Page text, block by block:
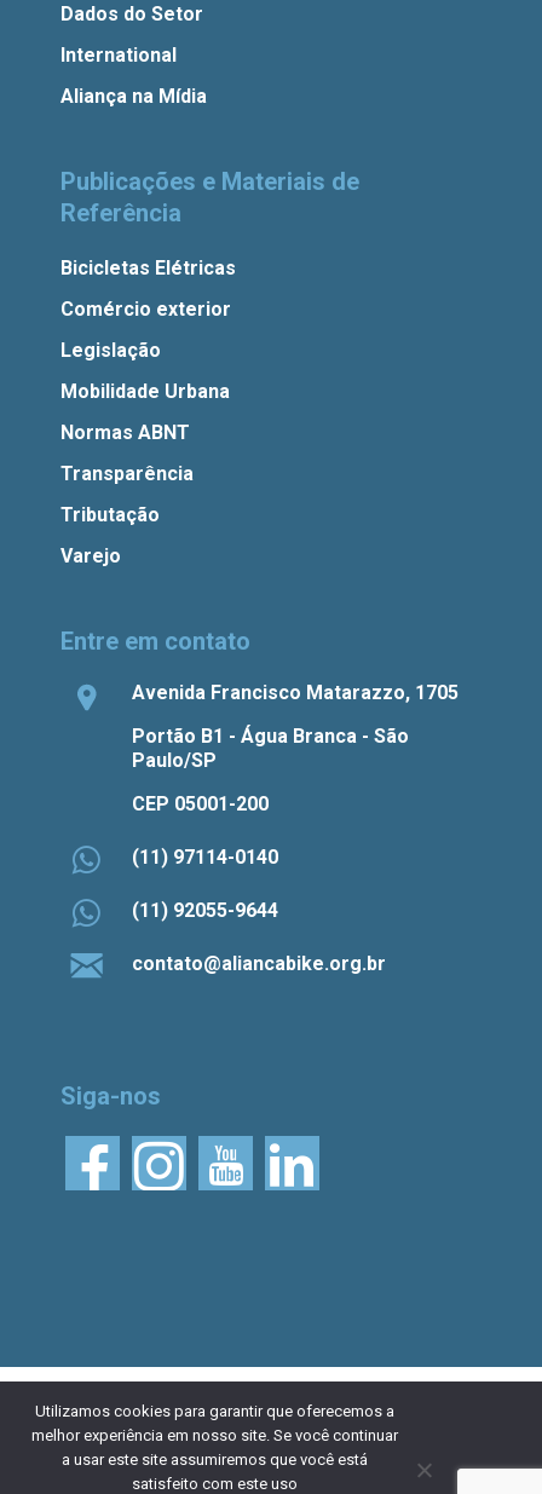
Dados do Setor
International
Aliança na Mídia
Publicações e Materiais de
Referência
Bicicletas Elétricas
Comércio exterior
Legislação
Mobilidade Urbana
Normas ABNT
Transparência
Tributação
Varejo
Entre em contato
Avenida Francisco Matarazzo, 1705
Portão B1 - Água Branca - São
Paulo/SP
CEP 05001-200
(11) 97114-0140
(11) 92055-9644
contato@aliancabike.org.br
Siga-nos
© 2026 Aliança Bike.
Esta obra está licenciada
com uma Licença Creative Commons Atribuição 4.0
Internacional. Desenvolvido porNaçãoDesign
Política de
Utilizamos cookies para garantir que oferecemos a
melhor experiência em nosso site. Se você continuar
a usar este site assumiremos que você está
satisfeito com este uso